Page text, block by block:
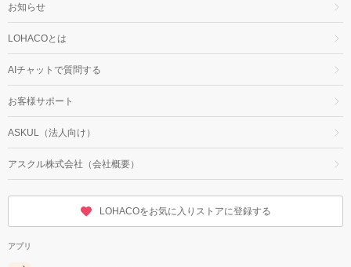
お知らせ
LOHACOとは
AIチャットで質問する
お客様サポート
ASKUL（法人向け）
アスクル株式会社（会社概要）
LOHACOをお気に入りストアに登録する
アプリ